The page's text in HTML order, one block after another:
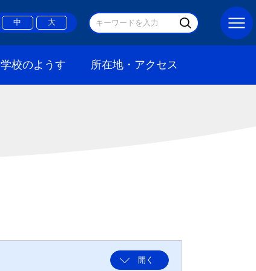
中 大
学校のようす 所在地・アクセス
開く